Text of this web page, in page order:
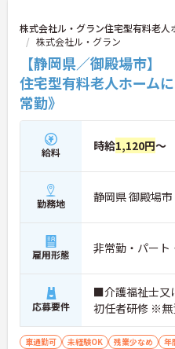
株式会社ル・グラン住宅型有料老
株式会社ル・グラン
【静岡県／御殿場市
住宅型有料老人ホーム
常勤》
給料 時給1,120円～
勤務地 静岡県 御殿場
雇用形態 非常勤・パート
応募要件
■介護福祉士又
初任者研修 ※無
車通勤可 未経験OK 残業少なめ 年